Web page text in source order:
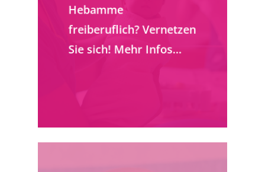
Hebamme
freiberuflich? Vernetzen
Sie sich! Mehr Infos…